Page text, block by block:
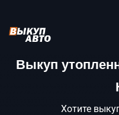
Выкуп
Хотите